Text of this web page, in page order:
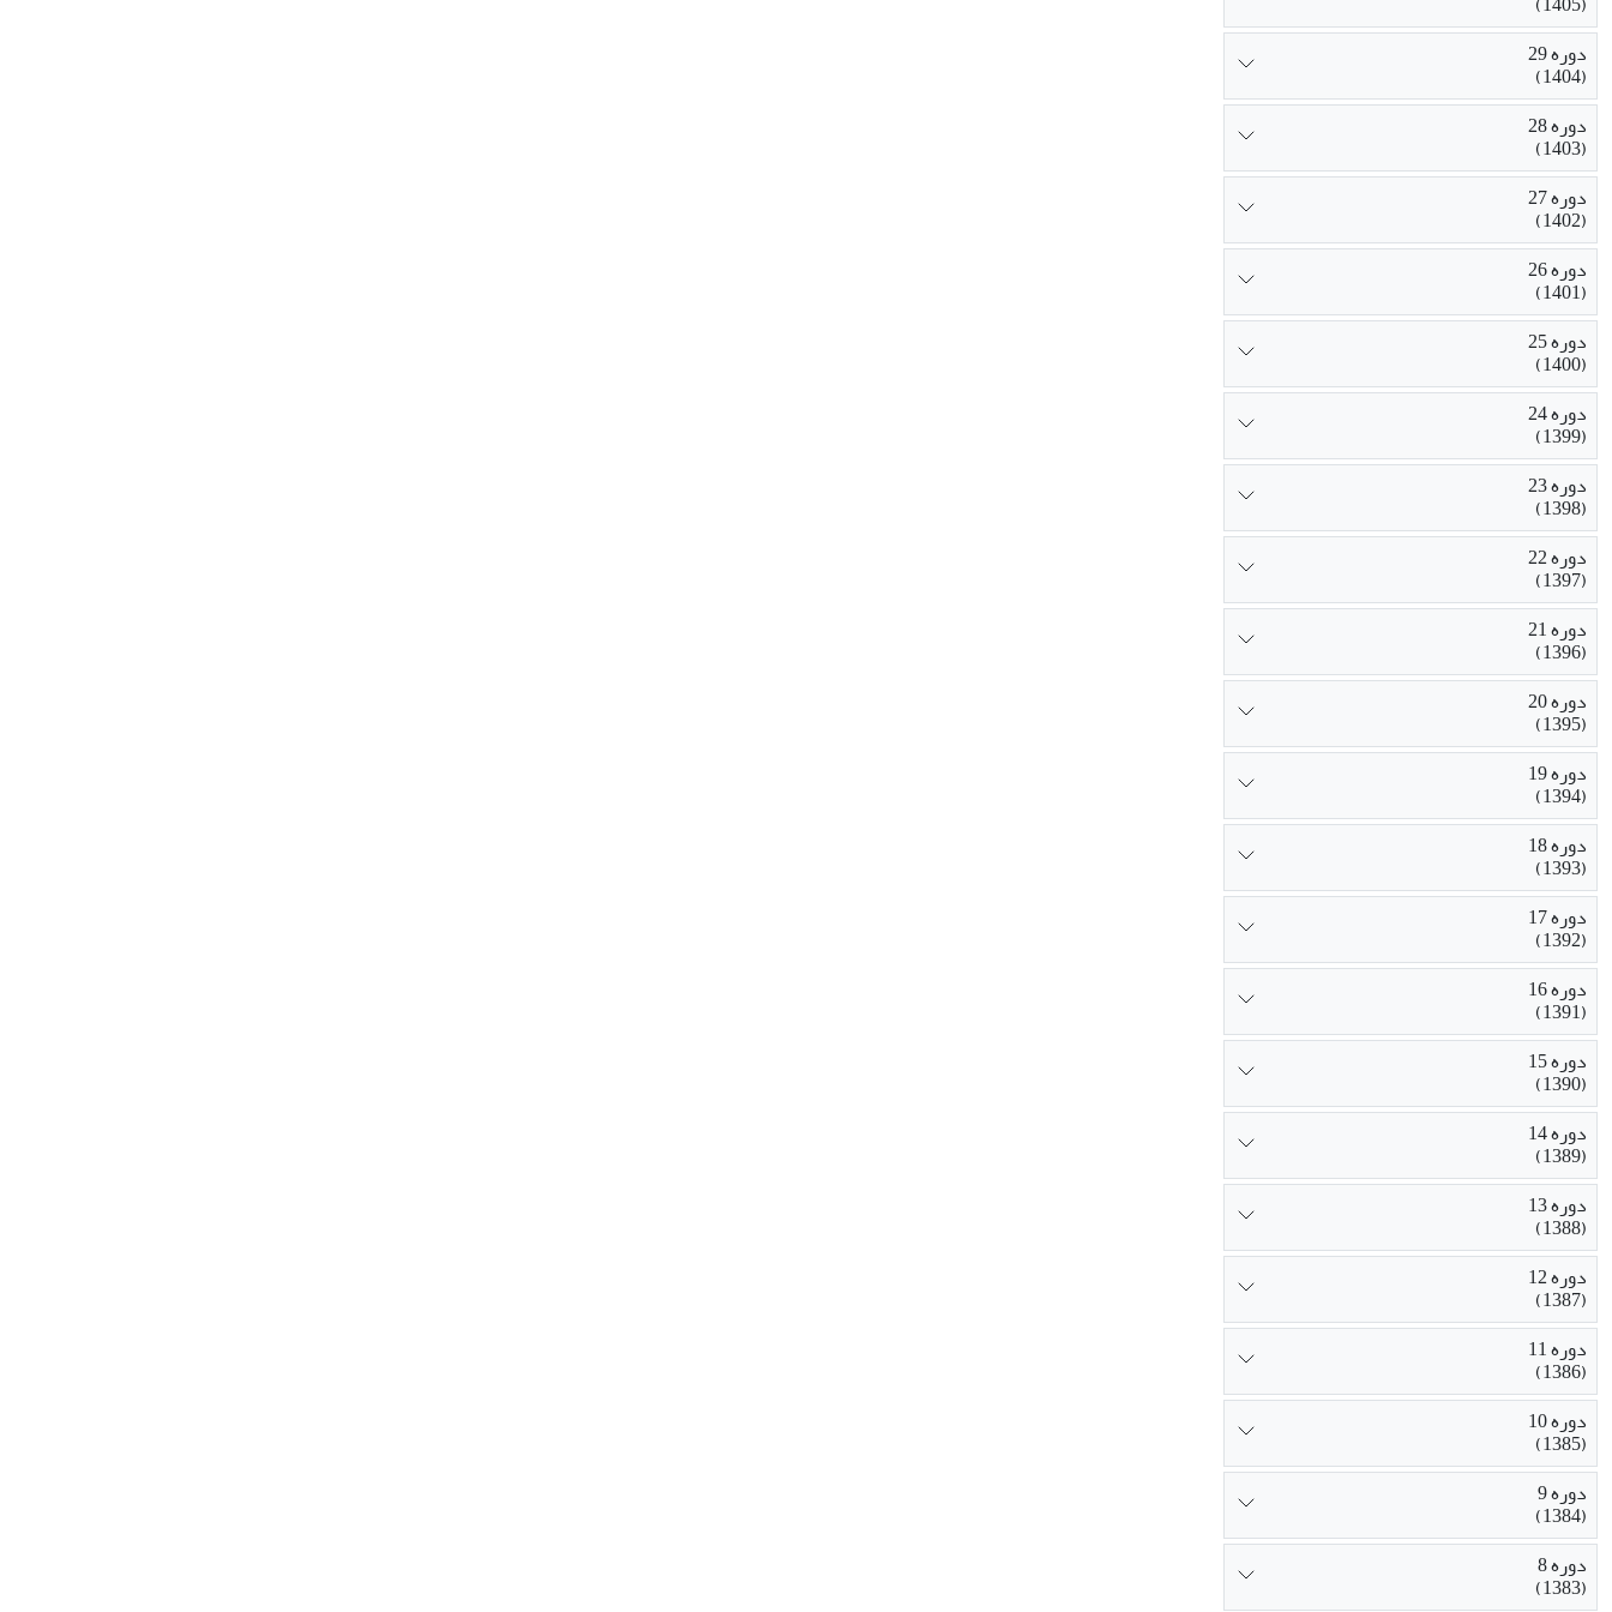
دوره 29
(1404)
دوره 28
(1403)
دوره 27
(1402)
دوره 26
(1401)
دوره 25
(1400)
دوره 24
(1399)
دوره 23
(1398)
دوره 22
(1397)
دوره 21
(1396)
دوره 20
(1395)
دوره 19
(1394)
دوره 18
(1393)
دوره 17
(1392)
دوره 16
(1391)
دوره 15
(1390)
دوره 14
(1389)
دوره 13
(1388)
دوره 12
(1387)
دوره 11
(1386)
دوره 10
(1385)
دوره 9
(1384)
دوره 8
(1383)